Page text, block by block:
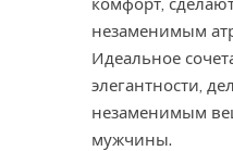
комфорт,
незаменимым
Идеальное
элегантности,
незаменимым
мужчины.